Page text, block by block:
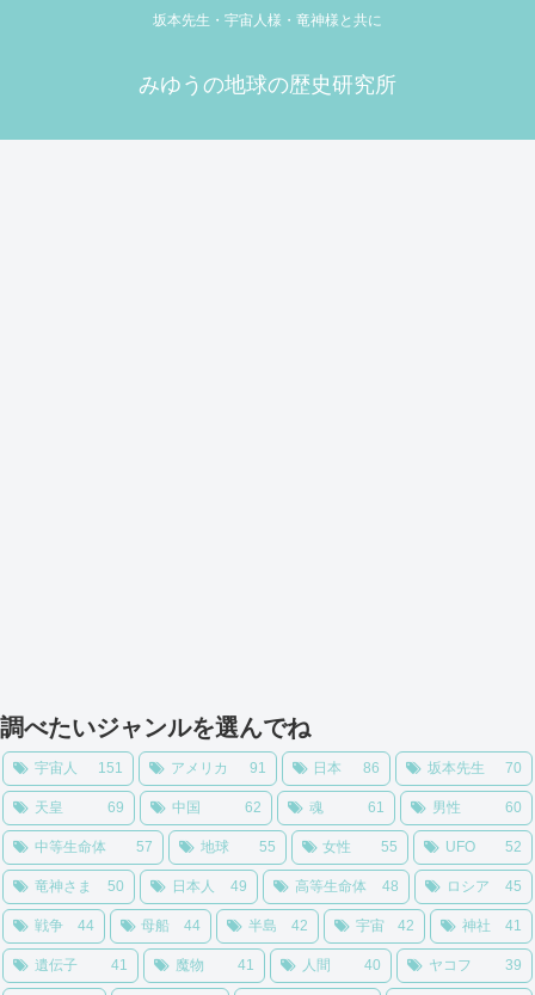
坂本先生・宇宙人様・竜神様と共に
みゆうの地球の歴史研究所
調べたいジャンルを選んでね
宇宙人 151 アメリカ 91 日本 86 坂本先生 70
天皇 69 中国 62 魂 61 男性 60
中等生命体 57 地球 55 女性 55 UFO 52
竜神さま 50 日本人 49 高等生命体 48 ロシア 45
戦争 44 母船 44 半島 42 宇宙 42 神社 41
遺伝子 41 魔物 41 人間 40 ヤコフ 39